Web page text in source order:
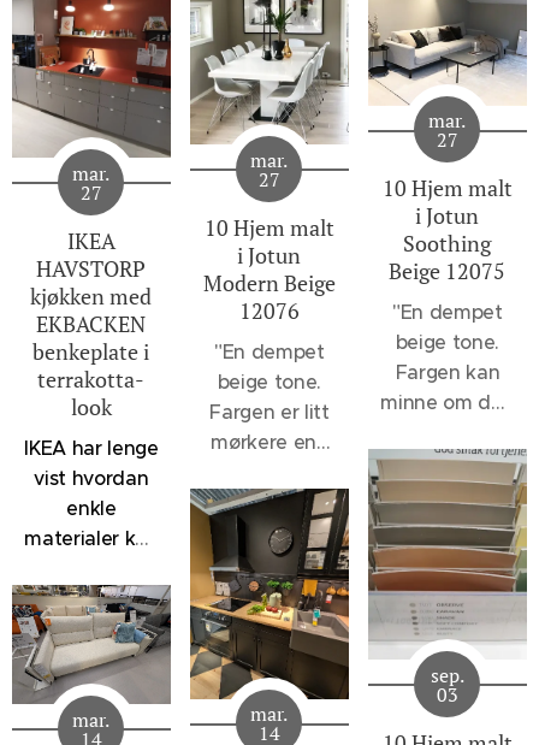
mar.
27
IKEA
HAVSTORP
kjøkken med
EKBACKEN
benkeplate i
terrakotta-
look
IKEA har lenge
vist hvordan
enkle
materialer kan
for å skape
kjøkken som
føles både
moderne og
innbydende.
mar.
27
10 Hjem malt
i Jotun
Modern Beige
12076
"En dempet
beige tone.
Fargen er litt
mørkere enn
Soothing
Beige og 1140
Sand, men
lysere enn
klassikerne
1929
Muskatnøtt og
1623
mar.
27
10 Hjem malt
i Jotun
Soothing
Beige 12075
"En dempet
beige tone.
Fargen kan
minne om den
Sand, men vil
oppleves et
snev mer
dempet, - et
svakt slør av
noe sortaktig
brer seg over
fargen. 12075
Soothing
Beige er flott
mar.
14
mar.
14
sep.
03